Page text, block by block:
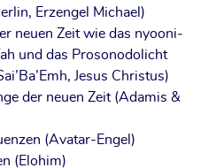
Erz­engel Michael)
neu­en Zeit wie das nyoo­ni­
und das Pro­so­no­do­licht
Jesus Christus)
der neu­en Zeit (Ada­mis &
(Ava­tar-Engel)
(Elo­him)